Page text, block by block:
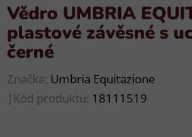
Vědro UMBRIA
plastové závěsné s
černé
Značka: Umbria Equitazione
| Kód produktu: 18111519